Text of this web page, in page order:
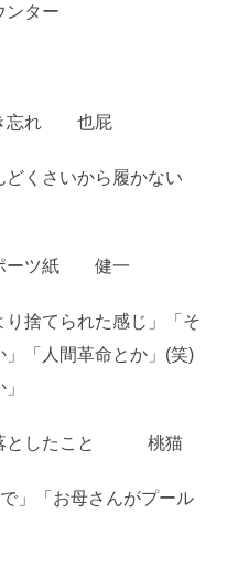
ンター
き忘れ 也屁
どくさいから履かない
ーツ紙 健一
り捨てられた感じ」「そ
「人間革命とか」(笑)
落としたこと 桃猫
」「お母さんがプール